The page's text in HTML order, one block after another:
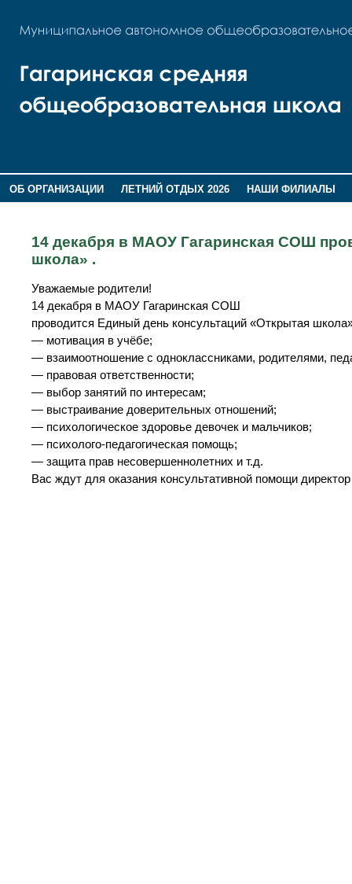
ОБ ОРГАНИЗАЦИИ ЛЕТНИЙ ОТДЫХ 2026
НАШИ ФИЛИАЛЫ
14 декабря в МАОУ Гагаринская СОШ
школа» .
Уважаемые родители!
14 декабря в МАОУ Гагаринская СОШ
проводится Единый день консультаций «Открытая
— мотивация в учёбе;
— взаимоотношение с одноклассниками, родителями,
— правовая ответственности;
— выбор занятий по интересам;
— выстраивание доверительных отношений;
— психологическое здоровье девочек и мальчиков;
— психолого-педагогическая помощь;
— защита прав несовершеннолетних и т.д.
Вас ждут для оказания консультативной помощи